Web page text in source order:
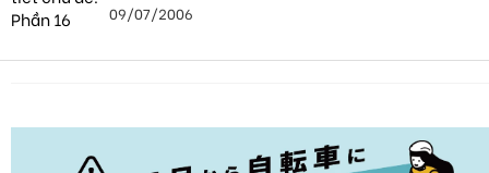
09/07/2006